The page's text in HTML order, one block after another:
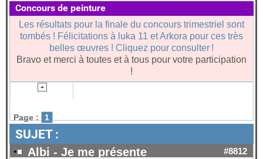
×
Concours de peinture
Les résultats pour la finale du concours trimestriel sont
tombés ! Félicitations à luka 11 et Arkora pour ces très
belles œuvres ! Cliquez pour consulter !
Bravo et merci à toutes et à tous pour votre participation
!
Page : 1
SUJET :
Albi - Je me présente #8812